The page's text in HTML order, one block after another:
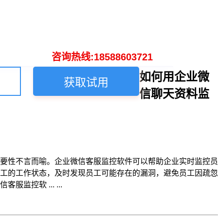
咨询热线:18588603721
获取试用
如何用企业微
信聊天资料监
性不言而喻。企业微信客服监控软件可以帮助企业实时监控员
的工作状态，及时发现员工可能存在的漏洞，避免员工因疏忽
客服监控软 ... ...